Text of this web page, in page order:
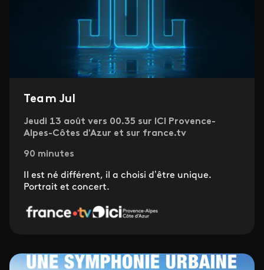
Team Jul
Jeudi 13 août vers 00.35 sur ICI Provence-
Alpes-Côtes d'Azur et sur france.tv
90 minutes
Il est né différent, il a choisi d’être unique.
Portrait et concert.